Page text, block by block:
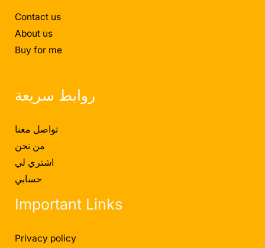
Contact us
About us
Buy for me
روابط سريعة
تواصل معنا
من نحن
اشتري لي
حسابي
Important Links
Privacy policy